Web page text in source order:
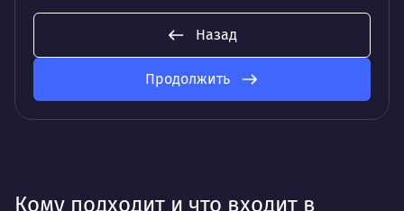
Назад
Продолжить
Кому подходит и что входит в